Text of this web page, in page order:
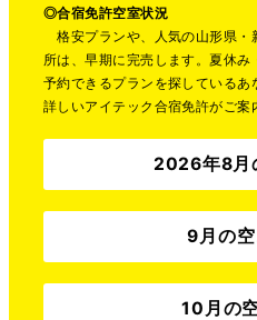
◎合宿免許空室状況
格安プランや、人気の山形県・
所は、早期に完売します。夏休
予約できるプランを探している
詳しいアイテック合宿免許がご案
2026年8月
9月の
10月の